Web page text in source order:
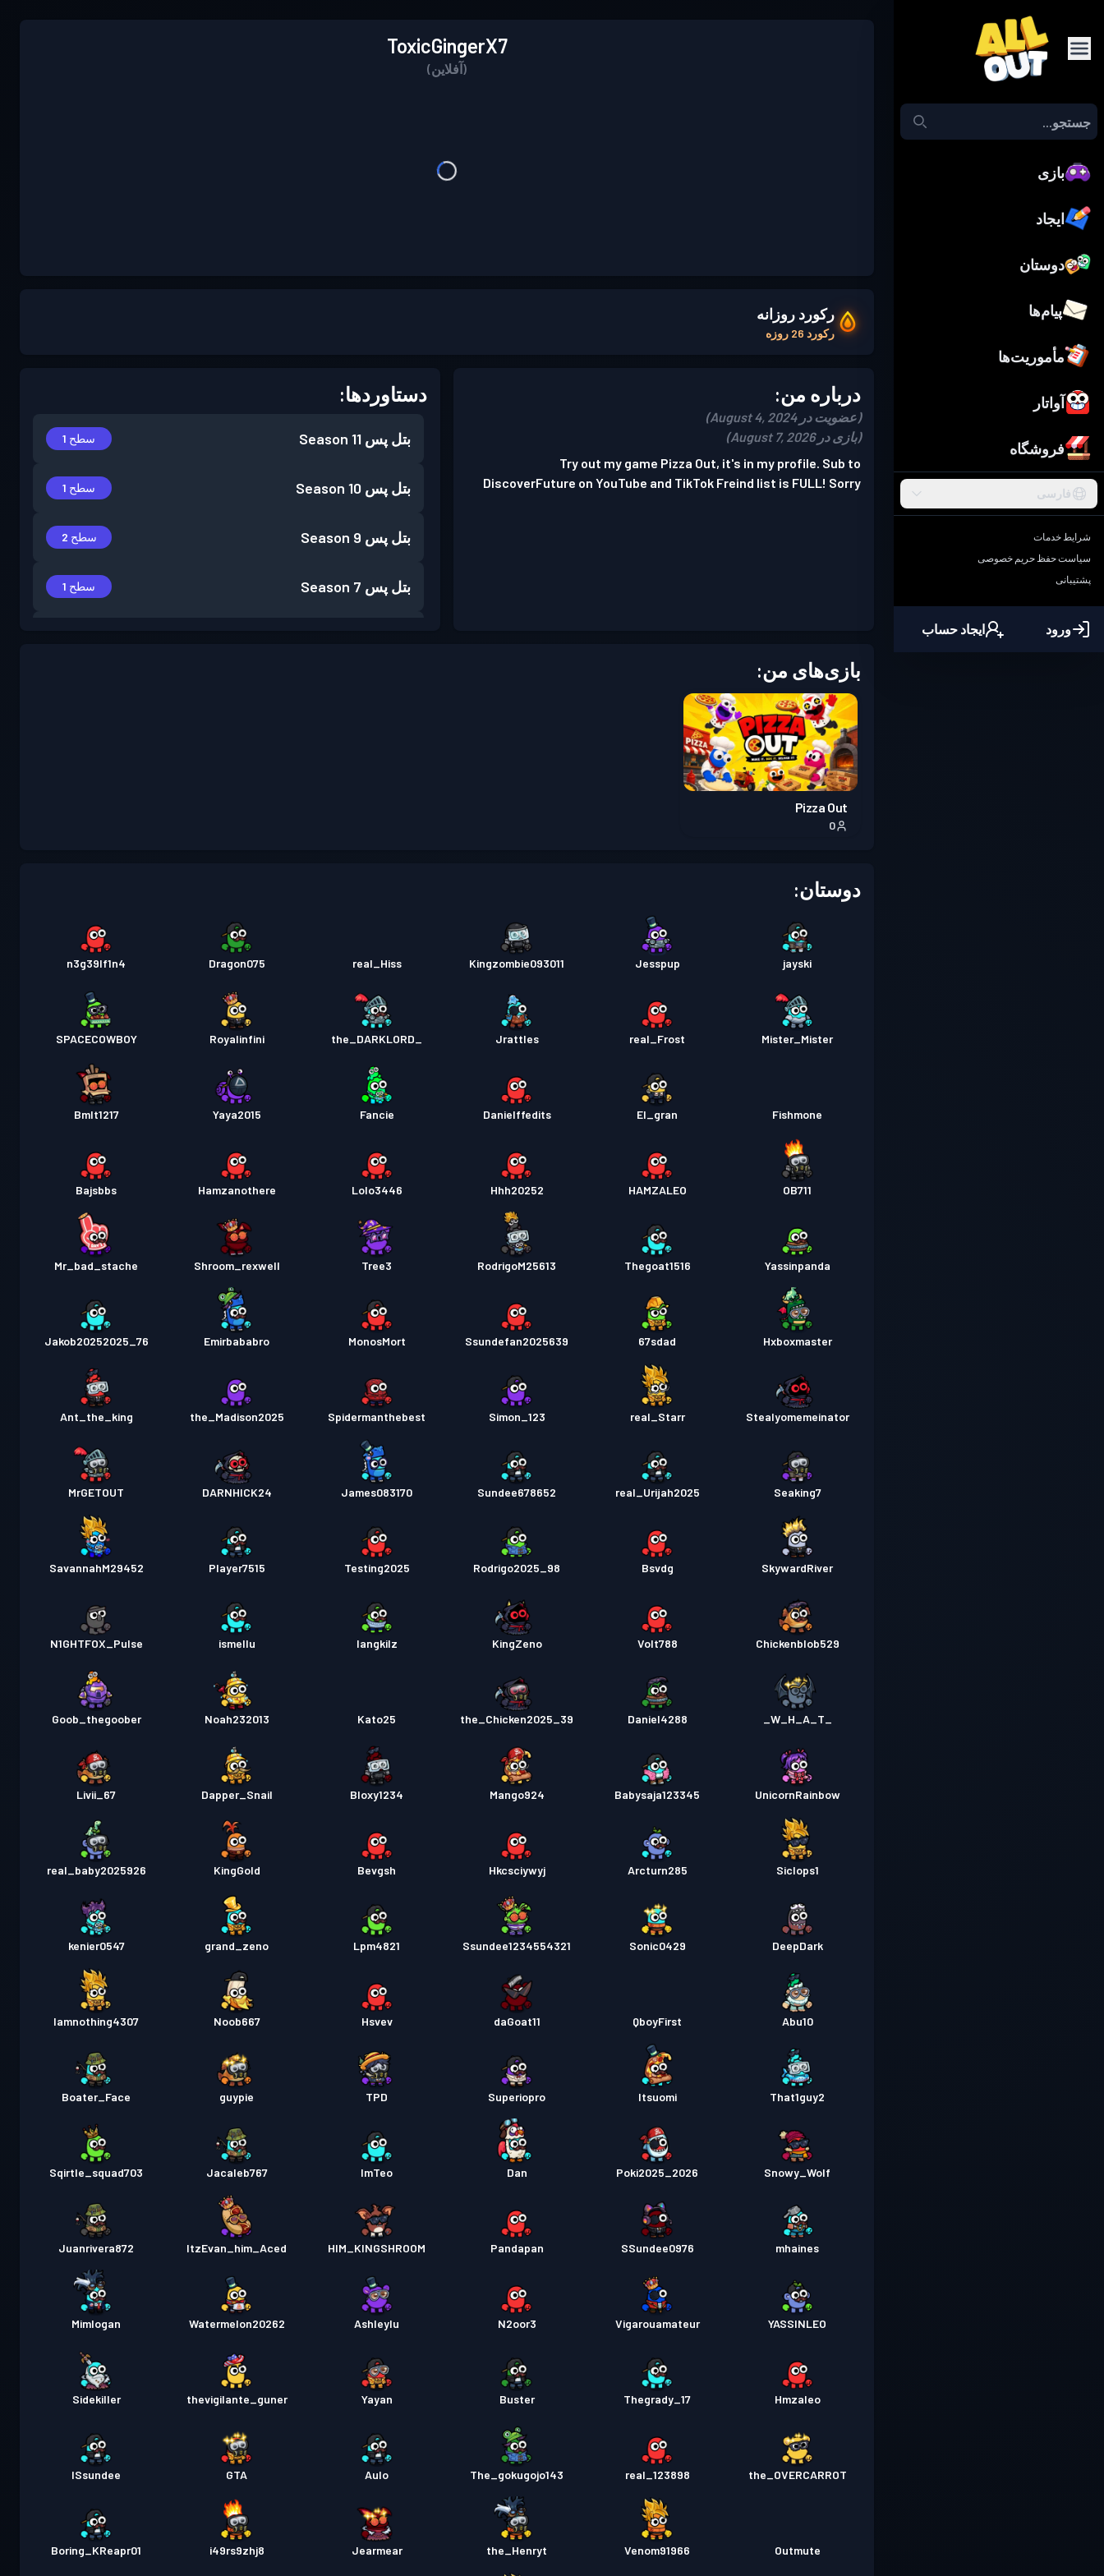
بازی
ایجاد
دوستان
پیام‌ها
مأموریت‌ها
آواتار
فروشگاه
فارسی
شرایط خدمات
سیاست حفظ حریم خصوصی
پشتیبانی
ورود ایجاد حساب
ToxicGingerX7
(آفلاین)
رکورد روزانه
رکورد 26 روزه
درباره من:
(عضویت در August 4, 2024)
(بازی در August 7, 2026)
Try out my game Pizza Out, it's in my profile. Sub to
DiscoverFuture on YouTube and TikTok Freind list is FULL! Sorry
دستاوردها:
بتل پس Season 11 سطح 1
بتل پس Season 10 سطح 1
بتل پس Season 9 سطح 2
بتل پس Season 7 سطح 1
بازی‌های من:
Pizza Out
0
دوستان:
jayski
Jesspup
Kingzombie093011
real_Hiss
Dragon075
n3g39lf1n4
Mister_Mister
real_Frost
Jrattles
Royalinfini
SPACECOWBOY
Fishmone
El_gran
Danielffedits
Fancie
Yaya2015
Bmlt1217
OB711
HAMZALEO
Hhh20252
Lolo3446
Hamzanothere
Bajsbbs
Yassinpanda
Thegoat1516
RodrigoM25613
Tree3
Shroom_rexwell
Mr_bad_stache
Hxboxmaster
67sdad
Ssundefan2025639
MonosMort
Emirbababro
Jakob20252025_76
Stealyomemeinator
real_Starr
Simon_123
Spidermanthebest
the_Madison2025
Ant_the_king
Seaking7
real_Urijah2025
Sundee678652
James083170
DARNHICK24
MrGETOUT
SkywardRiver
Bsvdg
Rodrigo2025_98
Testing2025
Player7515
SavannahM29452
Chickenblob529
Volt788
KingZeno
langkilz
ismellu
N1GHTFOX_Pulse
Daniel4288
the_Chicken2025_39
Kato25
Noah232013
Goob_thegoober
UnicornRainbow
Babysaja123345
Mango924
Bloxy1234
Dapper_Snail
Livii_67
Siclops1
Arcturn285
Hkcsciywyj
Bevgsh
KingGold
real_baby2025926
DeepDark
Sonic0429
Ssundee1234554321
Lpm4821
grand_zeno
kenier0547
Abu10
QboyFirst
daGoat11
Hsvev
Noob667
Iamnothing4307
That1guy2
Itsuomi
Superiopro
TPD
guypie
Boater_Face
Snowy_Wolf
Poki2025_2026
Dan
ImTeo
Jacaleb767
Sqirtle_squad703
mhaines
SSundee0976
Pandapan
HIM_KINGSHROOM
ItzEvan_him_Aced
Juanrivera872
YASSINLEO
Vigarouamateur
N2oor3
Ashleylu
Watermelon20262
Mimlogan
Hmzaleo
Thegrady_17
Buster
Yayan
thevigilante_guner
Sidekiller
the_OVERCARROT
real_123898
The_gokugojo143
Aulo
GTA
ISsundee
Outmute
Venom91966
the_Henryt
Jearmear
i49rs9zhj8
Boring_KReapr01